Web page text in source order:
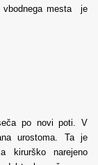
vbodnega mesta je
po novi poti. V
urostoma. Ta je
kirurško narejeno